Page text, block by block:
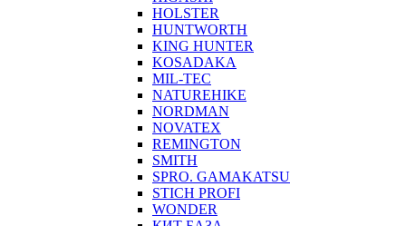
HOLSTER
HUNTWORTH
KING HUNTER
KOSADAKA
MIL-TEC
NATUREHIKE
NORDMAN
NOVATEX
REMINGTON
SMITH
SPRO. GAMAKATSU
STICH PROFI
WONDER